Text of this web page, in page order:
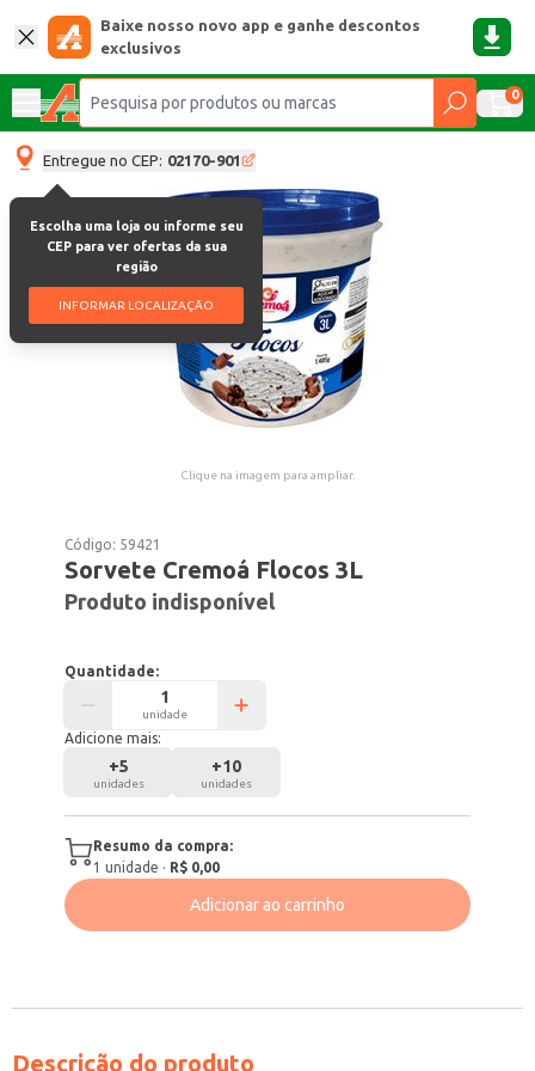
Baixe nosso novo app e ganhe descontos
exclusivos
0
Entregue no CEP: 02170-901
Escolha uma loja ou informe seu
CEP para ver ofertas da sua
região
INFORMAR LOCALIZAÇÃO
Clique na imagem para ampliar.
Código: 59421
Sorvete Cremoá Flocos 3L
Produto indisponível
Quantidade:
unidade
Adicione mais:
+5
unidades
+10
unidades
Resumo da compra:
1 unidade · R$ 0,00
Adicionar ao carrinho
Descrição do produto